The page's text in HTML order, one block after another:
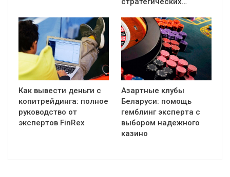
Как вывести деньги с
копитрейдинга: полное
руководство от
экспертов FinRex
Азартные клубы
Беларуси: помощь
гемблинг эксперта с
выбором надежного
казино